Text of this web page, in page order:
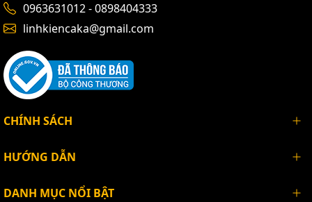
0963631012 - 0898404333
linhkiencaka@gmail.com
CHÍNH SÁCH
HƯỚNG DẪN
DANH MỤC NỔI BẬT